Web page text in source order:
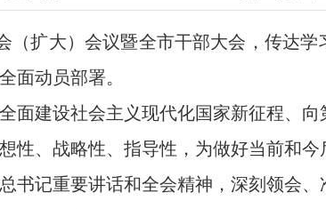
扩大）会议暨全市干部大会，传达学
面动员部署。
建设社会主义现代化国家新征程、向
性、战略性、指导性，为做好当前和今
书记重要讲话和全会精神，深刻领会